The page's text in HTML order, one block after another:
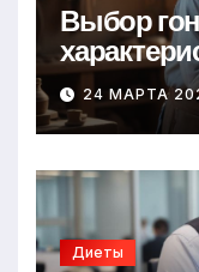
Выбор
24 МАРТА
Диеты